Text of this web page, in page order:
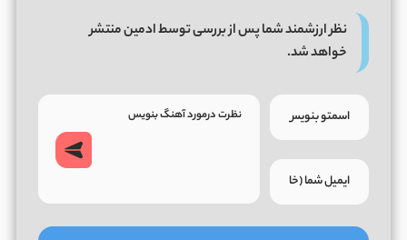
نظر ارزشمند شما پس از بررسی توسط ادمین منتشر
خواهد شد.